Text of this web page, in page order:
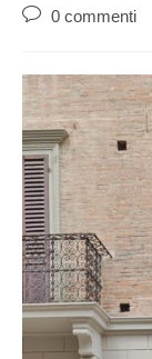
0 commenti